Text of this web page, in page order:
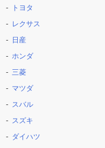
トヨタ
レクサス
日産
ホンダ
三菱
マツダ
スバル
スズキ
ダイハツ